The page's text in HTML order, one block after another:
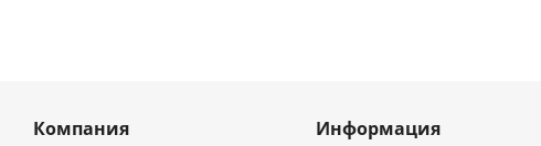
Компания Информация